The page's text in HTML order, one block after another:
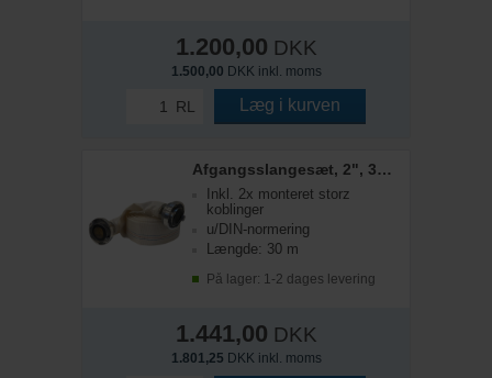
1.200,00 DKK
1.500,00 DKK inkl. moms
RL Læg i kurven
Afgangsslangesæt, 2", 30 meter
Inkl. 2x monteret storz
koblinger
u/DIN-normering
Længde: 30 m
På lager: 1-2 dages levering
1.441,00 DKK
1.801,25 DKK inkl. moms